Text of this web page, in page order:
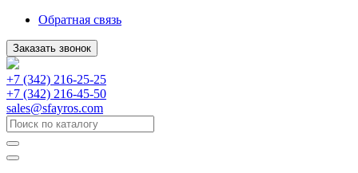
Обратная связь
Заказать звонок
+7 (342) 216-25-25
+7 (342) 216-45-50
sales@sfayros.com